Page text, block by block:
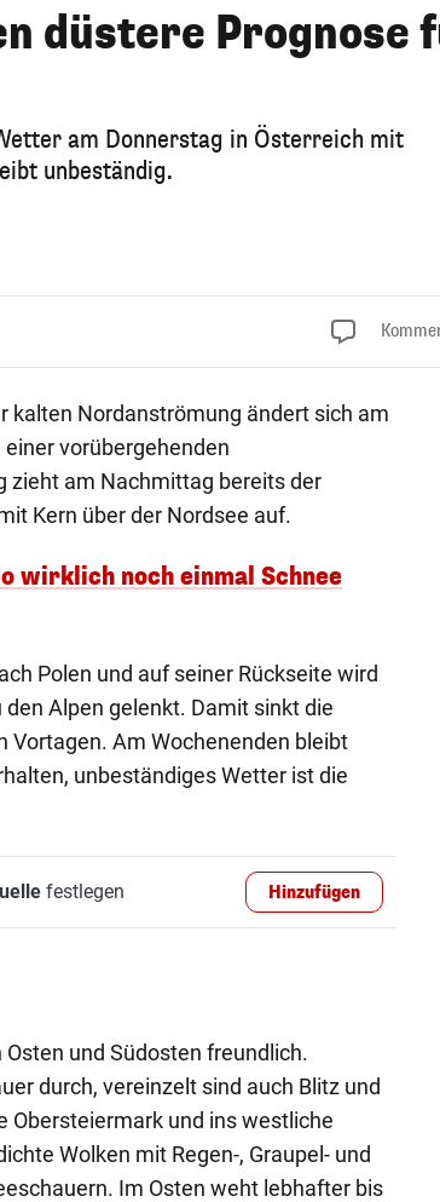
düstere Prognose
am Donnerstag in Österreich mit
unbeständig.
kalten Nordanströmung ändert sich am
vorübergehenden
zieht am Nachmittag bereits der
Kern über der Nordsee auf.
wirklich noch einmal Schnee
Polen und auf seiner Rückseite wird
Alpen gelenkt. Damit sinkt die
Vortagen. Am Wochenenden bleibt
unbeständiges Wetter ist die
festlegen Hinzufügen
und Südosten freundlich.
durch, vereinzelt sind auch Blitz und
Obersteiermark und ins westliche
Wolken mit Regen-, Graupel- und
Im Osten weht lebhafter bis